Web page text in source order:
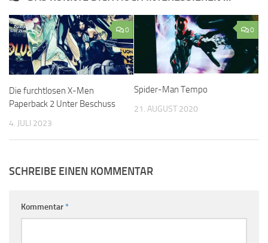
0
Die furchtlosen X-Men
Paperback 2 Unter Beschuss
4. JULI 2023
0
Spider-Man Tempo
21. AUGUST 2020
SCHREIBE EINEN KOMMENTAR
Kommentar*